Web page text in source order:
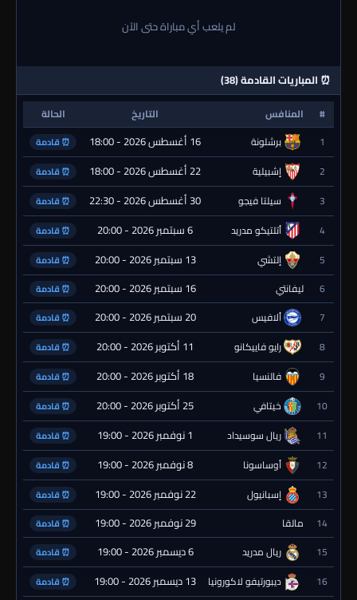
لم يلعب أي مباراة حتى الآن
⏰ المباريات القادمة (38)
# المنافس التاريخ
الحالة
1
برشلونة 16 أغسطس 2026 - 18:00 ⏰ قادمة
2 إشبيلية 22 أغسطس 2026 - 18:00 ⏰ قادمة
3 سيلتا فيجو 30 أغسطس 2026 - 22:30 ⏰ قادمة
4 أتلتيكو مدريد 6 سبتمبر 2026 - 20:00 ⏰ قادمة
5 إلتشي 13 سبتمبر 2026 - 20:00 ⏰ قادمة
6 ليفانتي 16 سبتمبر 2026 - 20:00 ⏰ قادمة
7 ألافيس 20 سبتمبر 2026 - 20:00 ⏰ قادمة
8 رايو فاييكانو 11 أكتوبر 2026 - 20:00 ⏰ قادمة
9 فالنسيا 18 أكتوبر 2026 - 20:00 ⏰ قادمة
10 خيتافي 25 أكتوبر 2026 - 20:00 ⏰ قادمة
11 ريال سوسيداد 1 نوفمبر 2026 - 19:00 ⏰ قادمة
12 أوساسونا 8 نوفمبر 2026 - 19:00 ⏰ قادمة
13 إسبانيول 22 نوفمبر 2026 - 19:00 ⏰ قادمة
14 مالقا 29 نوفمبر 2026 - 19:00 ⏰ قادمة
15 ريال مدريد 6 ديسمبر 2026 - 19:00 ⏰ قادمة
16 ديبورتيفو لاكورونيا 13 ديسمبر 2026 - 19:00 ⏰ قادمة